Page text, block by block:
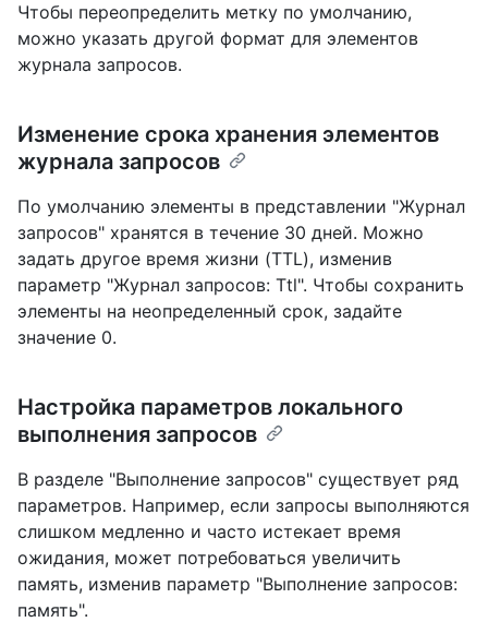
Чтобы переопределить метку по умолчанию,
можно указать другой формат для элементов
журнала запросов.
Изменение срока хранения элементов
журнала запросов
По умолчанию элементы в представлении "Журнал
запросов" хранятся в течение 30 дней. Можно
задать другое время жизни (TTL), изменив
параметр "Журнал запросов: Ttl". Чтобы сохранить
элементы на неопределенный срок, задайте
значение 0.
Настройка параметров локального
выполнения запросов
В разделе "Выполнение запросов" существует ряд
параметров. Например, если запросы выполняются
слишком медленно и часто истекает время
ожидания, может потребоваться увеличить
память, изменив параметр "Выполнение запросов:
память".